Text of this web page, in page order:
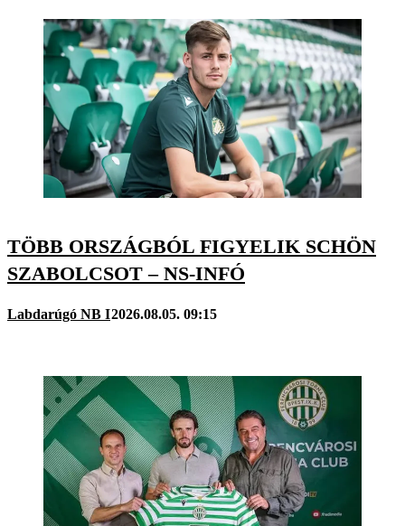
TÖBB ORSZÁGBÓL FIGYELIK SCHÖN
SZABOLCSOT – NS-INFÓ
Labdarúgó NB I2026.08.05. 09:15